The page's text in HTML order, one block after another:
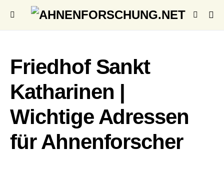
Friedhof Sankt
Katharinen |
Wichtige Adressen
für Ahnenforscher